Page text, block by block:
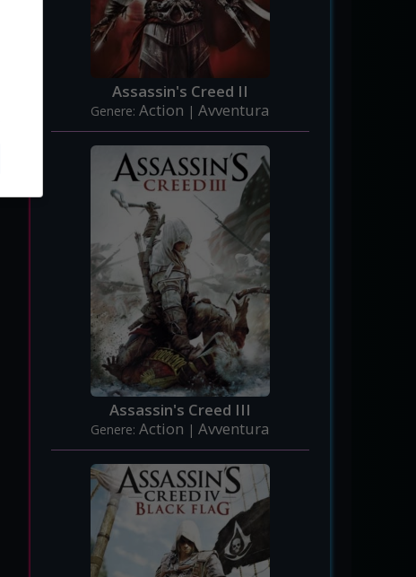
Assassin's Creed II
Genere:Action |Avventura
Assassin's Creed III
Genere:Action |Avventura